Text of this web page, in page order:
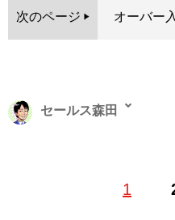
次のページ オーバー
1
セールス森田
経て、現在は日刊SPA！編集・